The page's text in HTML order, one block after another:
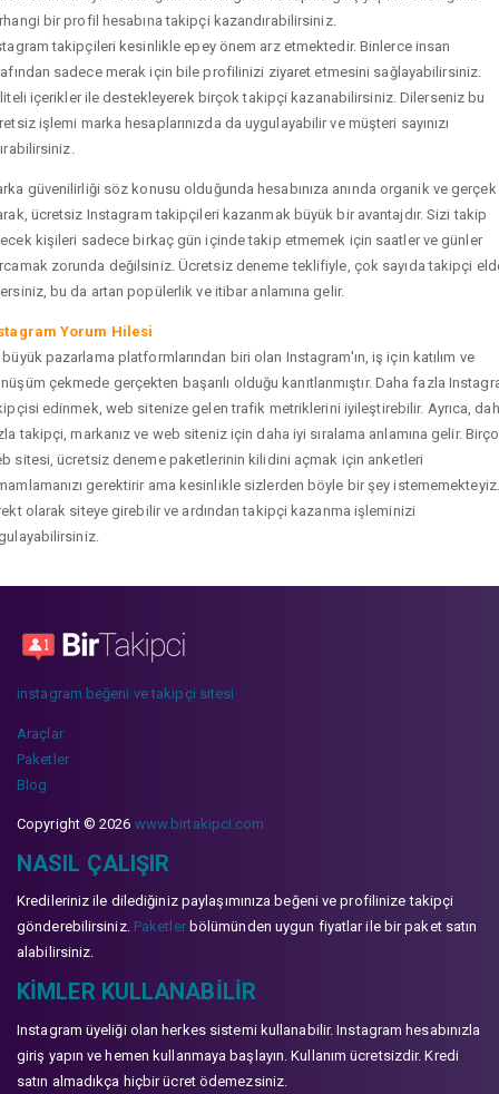
bir profil hesabına takipçi kazandırabilirsiniz.
takipçileri kesinlikle epey önem arz etmektedir. Binlerce insan
sadece merak için bile profilinizi ziyaret etmesini sağlayabilirsiniz.
içerikler ile destekleyerek birçok takipçi kazanabilirsiniz. Dilerseniz bu
işlemi marka hesaplarınızda da uygulayabilir ve müşteri sayınızı
güvenilirliği söz konusu olduğunda hesabınıza anında organik ve gerçek
ücretsiz Instagram takipçileri kazanmak büyük bir avantajdır. Sizi takip
kişileri sadece birkaç gün içinde takip etmemek için saatler ve günler
zorunda değilsiniz. Ücretsiz deneme teklifiyle, çok sayıda takipçi
bu da artan popülerlik ve itibar anlamına gelir.
Yorum Hilesi
büyük pazarlama platformlarından biri olan Instagram'ın, iş için katılım ve
çekmede gerçekten başarılı olduğu kanıtlanmıştır. Daha fazla
edinmek, web sitenize gelen trafik metriklerini iyileştirebilir. Ayrıca,
takipçi, markanız ve web siteniz için daha iyi sıralama anlamına gelir.
sitesi, ücretsiz deneme paketlerinin kilidini açmak için anketleri
gerektirir ama kesinlikle sizlerden böyle bir şey istememekteyiz.
olarak siteye girebilir ve ardından takipçi kazanma işleminizi
instagram beğeni ve takipçi sitesi
Araçlar
Paketler
Blog
Copyright © 2026 www.birtakipci.com
NASIL ÇALIŞIR
Kredileriniz ile dilediğiniz paylaşımınıza beğeni ve profilinize takipçi
gönderebilirsiniz. Paketlerbölümünden uygun fiyatlar ile bir paket satın
alabilirsiniz.
KIMLER KULLANABILIR
Instagram üyeliği olan herkes sistemi kullanabilir. Instagram hesabınızla
giriş yapın ve hemen kullanmaya başlayın. Kullanım ücretsizdir. Kredi
satın almadıkça hiçbir ücret ödemezsiniz.